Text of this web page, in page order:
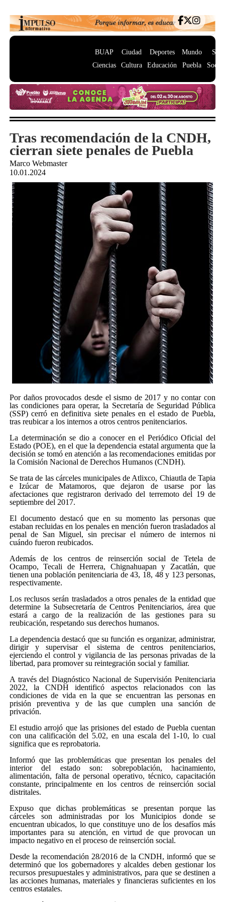
BUAP
Ciencias
Ciudad
Cultura
Deportes
Educación
Mundo
Puebla
Tras recomendación de la CNDH,
cierran siete penales de Puebla
Marco Webmaster
10.01.2024
Por daños provocados desde el sismo de 2017 y no contar con
las condiciones para operar, la Secretaría de Seguridad Pública
(SSP) cerró en definitiva siete penales en el estado de Puebla,
tras reubicar a los internos a otros centros penitenciarios.
La determinación se dio a conocer en el Periódico Oficial del
Estado (POE), en el que la dependencia estatal argumenta que la
decisión se tomó en atención a las recomendaciones emitidas por
la Comisión Nacional de Derechos Humanos (CNDH).
Se trata de las cárceles municipales de Atlixco, Chiautla de Tapia
e Izúcar de Matamoros, que dejaron de usarse por las
afectaciones que registraron derivado del terremoto del 19 de
septiembre del 2017.
El documento destacó que en su momento las personas que
estaban recluidas en los penales en mención fueron trasladados al
penal de San Miguel, sin precisar el número de internos ni
cuándo fueron reubicados.
Además de los centros de reinserción social de Tetela de
Ocampo, Tecali de Herrera, Chignahuapan y Zacatlán, que
tienen una población penitenciaria de 43, 18, 48 y 123 personas,
respectivamente.
Los reclusos serán trasladados a otros penales de la entidad que
determine la Subsecretaría de Centros Penitenciarios, área que
estará a cargo de la realización de las gestiones para su
reubicación, respetando sus derechos humanos.
La dependencia destacó que su función es organizar, administrar,
dirigir y supervisar el sistema de centros penitenciarios,
ejerciendo el control y vigilancia de las personas privadas de la
libertad, para promover su reintegración social y familiar.
A través del Diagnóstico Nacional de Supervisión Penitenciaria
2022, la CNDH identificó aspectos relacionados con las
condiciones de vida en la que se encuentran las personas en
prisión preventiva y de las que cumplen una sanción de
privación.
El estudio arrojó que las prisiones del estado de Puebla cuentan
con una calificación del 5.02, en una escala del 1-10, lo cual
significa que es reprobatoria.
Informó que las problemáticas que presentan los penales del
interior del estado son: sobrepoblación, hacinamiento,
alimentación, falta de personal operativo, técnico, capacitación
constante, principalmente en los centros de reinserción social
distritales.
Expuso que dichas problemáticas se presentan porque las
cárceles son administradas por los Municipios donde se
encuentran ubicados, lo que constituye uno de los desafíos más
importantes para su atención, en virtud de que provocan un
impacto negativo en el proceso de reinserción social.
Desde la recomendación 28/2016 de la CNDH, informó que se
determinó que los gobernadores y alcaldes deben gestionar los
recursos presupuestales y administrativos, para que se destinen a
las acciones humanas, materiales y financieras suficientes en los
centros estatales.